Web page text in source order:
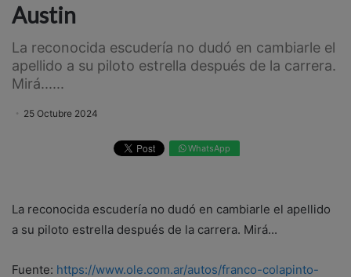
Austin
La reconocida escudería no dudó en cambiarle el
apellido a su piloto estrella después de la carrera.
Mirá......
25 Octubre 2024
WhatsApp
La reconocida escudería no dudó en cambiarle el apellido
a su piloto estrella después de la carrera. Mirá...
Fuente: https://www.ole.com.ar/autos/franco-colapinto-